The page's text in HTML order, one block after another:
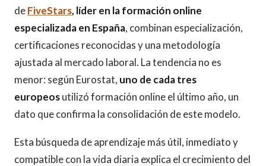
deFiveStars, líder en la formación online
especializada en España, combinan especialización,
certificaciones reconocidas y una metodología
ajustada al mercado laboral. La tendencia no es
menor: según Eurostat, uno de cada tres
europeosutilizó formación online el último año, un
dato que confirma la consolidación de este modelo.
Esta búsqueda de aprendizaje más útil, inmediato y
compatible con la vida diaria explica el crecimiento del